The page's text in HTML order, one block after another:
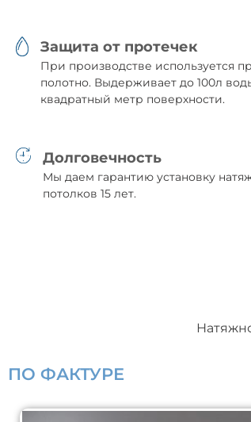
Защита от протечек
При производстве используется
полотно. Выдерживает до 100л
квадратный метр поверхности.
Долговечность
Мы даем гарантию установку
потолков 15 лет.
ПО ФАКТУРЕ